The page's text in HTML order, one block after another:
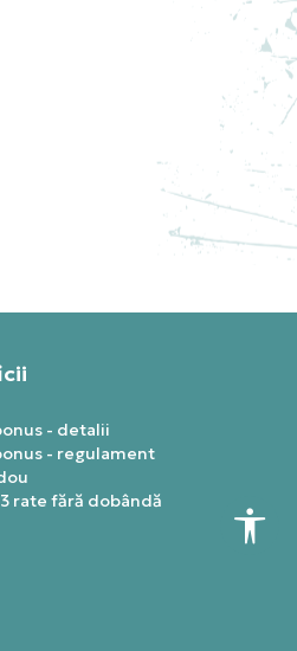
- detalii
- regulament
rate fără dobândă